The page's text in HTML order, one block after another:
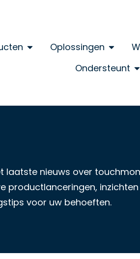
Oplossingen
Ondersteunt
laatste nieuws over
productlanceringen,
voor uw behoeften.